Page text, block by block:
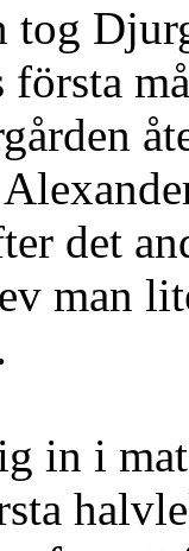
tog
första
det
man
in i